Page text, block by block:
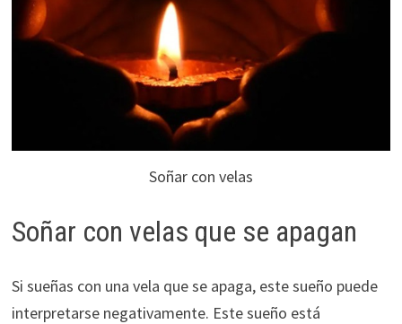
Soñar con velas
Soñar con velas que se apagan
Si sueñas con una vela que se apaga, este sueño puede
interpretarse negativamente. Este sueño está